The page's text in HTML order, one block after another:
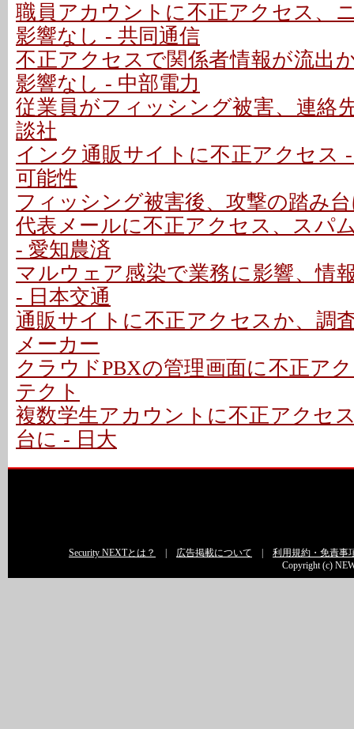
職員アカウントに不正アクセス、
影響なし - 共同通信
不正アクセスで関係者情報が流出
影響なし - 中部電力
従業員がフィッシング被害、連絡
談社
インク通販サイトに不正アクセス
可能性
フィッシング被害後、攻撃の踏み
代表メールに不正アクセス、スパ
- 愛知農済
マルウェア感染で業務に影響、情
- 日本交通
通販サイトに不正アクセスか、調
メーカー
クラウドPBXの管理画面に不正ア
テクト
複数学生アカウントに不正アクセ
台に - 日大
Security NEXTとは？ 広告掲載について
利用規約・免責事
Copyright (c)